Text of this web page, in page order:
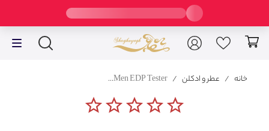
خانه / عطر و ادکلن /
Chaugan Sublime For Women And Men EDP Tester
star_borderstar_borderstar_borderstar_borderstar_border